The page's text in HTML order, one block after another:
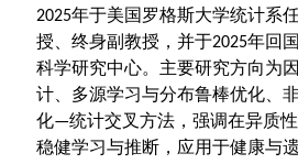
2025年于美国罗格斯大学统计系
授、终身副教授，并于2025年回
科学研究中心。主要研究方向为
计、多源学习与分布鲁棒优化、
化—统计交叉方法，强调在异质
稳健学习与推断，应用于健康与